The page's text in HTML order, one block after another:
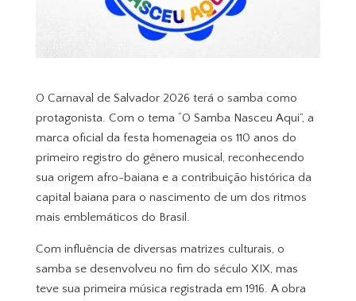
O Carnaval de Salvador 2026 terá o samba como
protagonista. Com o tema “O Samba Nasceu Aqui”, a
marca oficial da festa homenageia os 110 anos do
primeiro registro do gênero musical, reconhecendo
sua origem afro-baiana e a contribuição histórica da
capital baiana para o nascimento de um dos ritmos
mais emblemáticos do Brasil.
Com influência de diversas matrizes culturais, o
samba se desenvolveu no fim do século XIX, mas
teve sua primeira música registrada em 1916. A obra